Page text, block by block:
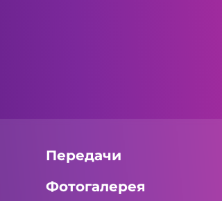
Передачи
Фотогалерея